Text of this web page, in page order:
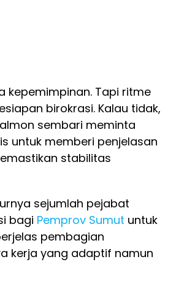
kepemimpinan. Tapi ritme
birokrasi. Kalau tidak,
sembari meminta
untuk memberi penjelasan
stabilitas
sejumlah pejabat
bagi Pemprov Sumut untuk
pembagian
kerja yang adaptif namun